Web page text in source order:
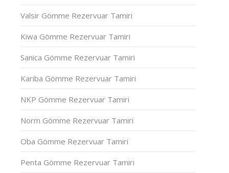
Valsir Gömme Rezervuar Tamiri
Kiwa Gömme Rezervuar Tamiri
Sanica Gömme Rezervuar Tamiri
Kariba Gömme Rezervuar Tamiri
NKP Gömme Rezervuar Tamiri
Norm Gömme Rezervuar Tamiri
Oba Gömme Rezervuar Tamiri
Penta Gömme Rezervuar Tamiri